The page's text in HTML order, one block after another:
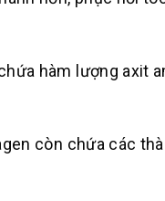
hàm lượng axit
còn chứa các